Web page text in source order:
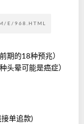
E/968.HTML
期的18种预兆）
头晕可能是癌症）
单追款)